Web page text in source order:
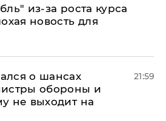
из-за роста курса
новость для
о шансах
обороны и
не выходит на
21:59